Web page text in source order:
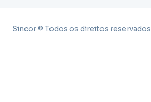
Sincor © Todos os direitos reservados